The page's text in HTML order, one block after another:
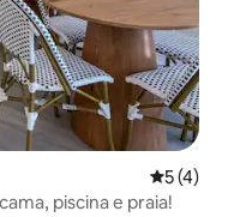
5 de
5 (4)
piscina e praia!